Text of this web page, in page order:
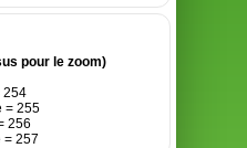
pour le zoom)
254
= 255
256
= 257